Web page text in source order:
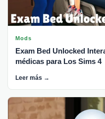
Mods
Exam Bed Unlocked
médicas para Los Sims 4
Leer más →